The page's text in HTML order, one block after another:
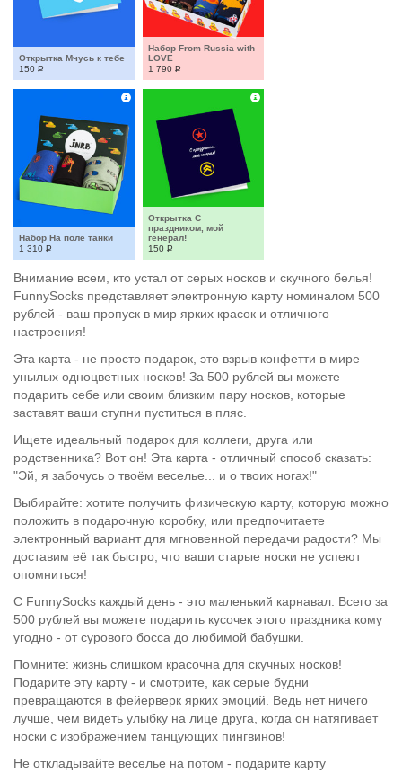
Открытка Мчусь к тебе
150 Р
Набор From Russia with
LOVE
1 790 Р
Набор На поле танки
1 310 Р
Открытка С
праздником, мой
генерал!
150 Р
Внимание всем, кто устал от серых носков и скучного белья!
FunnySocks представляет электронную карту номиналом 500
рублей - ваш пропуск в мир ярких красок и отличного
настроения!
Эта карта - не просто подарок, это взрыв конфетти в мире
унылых одноцветных носков! За 500 рублей вы можете
подарить себе или своим близким пару носков, которые
заставят ваши ступни пуститься в пляс.
Ищете идеальный подарок для коллеги, друга или
родственника? Вот он! Эта карта - отличный способ сказать:
"Эй, я забочусь о твоём веселье... и о твоих ногах!"
Выбирайте: хотите получить физическую карту, которую можно
положить в подарочную коробку, или предпочитаете
электронный вариант для мгновенной передачи радости? Мы
доставим её так быстро, что ваши старые носки не успеют
опомниться!
С FunnySocks каждый день - это маленький карнавал. Всего за
500 рублей вы можете подарить кусочек этого праздника кому
угодно - от сурового босса до любимой бабушки.
Помните: жизнь слишком красочна для скучных носков!
Подарите эту карту - и смотрите, как серые будни
превращаются в фейерверк ярких эмоций. Ведь нет ничего
лучше, чем видеть улыбку на лице друга, когда он натягивает
носки с изображением танцующих пингвинов!
Не откладывайте веселье на потом - подарите карту